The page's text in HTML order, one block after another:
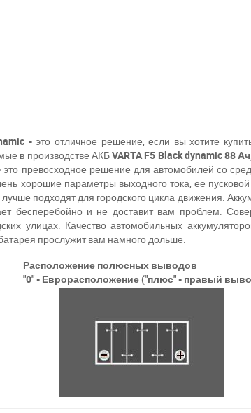
-это отличное решение, если вы хотите
в производстве АКБVARTA F5 Black dynamic 88
это превосходное решение для автомобилей со
хорошие параметры выходного тока, ее пусковой
подходят для городского цикла движения.
бесперебойно и не доставит вам проблем.
улицах. Качество автомобильных
прослужит вам намного дольше.
Расположение полюсных выводов
"0" - Еврорасположение ("плюс" - правый
Viber Написать в Telegram